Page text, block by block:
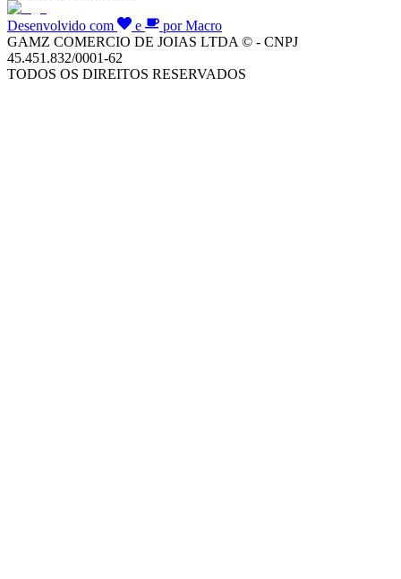
Desenvolvido com e
por Macro
GAMZ COMERCIO DE JOIAS LTDA © - CNPJ
45.451.832/0001-62
TODOS OS DIREITOS RESERVADOS